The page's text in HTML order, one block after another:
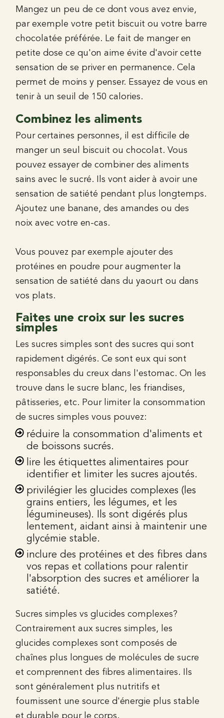
Mangez un peu de ce dont vous avez envie,
par exemple votre petit biscuit ou votre barre
chocolatée préférée. Le fait de manger en
petite dose ce qu'on aime évite d'avoir cette
sensation de se priver en permanence. Cela
permet de moins y penser. Essayez de vous en
tenir à un seuil de 150 calories.
Combinez les aliments
Pour certaines personnes, il est difficile de
manger un seul biscuit ou chocolat. Vous
pouvez essayer de combiner des aliments
sains avec le sucré. Ils vont aider à avoir une
sensation de satiété pendant plus longtemps.
Ajoutez une banane, des amandes ou des
noix avec votre en-cas.
Vous pouvez par exemple ajouter des
protéines en poudre pour augmenter la
sensation de satiété dans du yaourt ou dans
vos plats.
Faites une croix sur les sucres
simples
Les sucres simples sont des sucres qui sont
rapidement digérés. Ce sont eux qui sont
responsables du creux dans l'estomac. On les
trouve dans le sucre blanc, les friandises,
pâtisseries, etc. Pour limiter la consommation
de sucres simples vous pouvez:
réduire la consommation d'aliments et
de boissons sucrés.
lire les étiquettes alimentaires pour
identifier et limiter les sucres ajoutés.
privilégier les glucides complexes (les
grains entiers, les légumes, et les
légumineuses). Ils sont digérés plus
lentement, aidant ainsi à maintenir une
glycémie stable.
inclure des protéines et des fibres dans
vos repas et collations pour ralentir
l'absorption des sucres et améliorer la
satiété.
Sucres simples vs glucides complexes?
Contrairement aux sucres simples, les
glucides complexes sont composés de
chaînes plus longues de molécules de sucre
et comprennent des fibres alimentaires. Ils
sont généralement plus nutritifs et
fournissent une source d'énergie plus stable
et durable pour le corps.